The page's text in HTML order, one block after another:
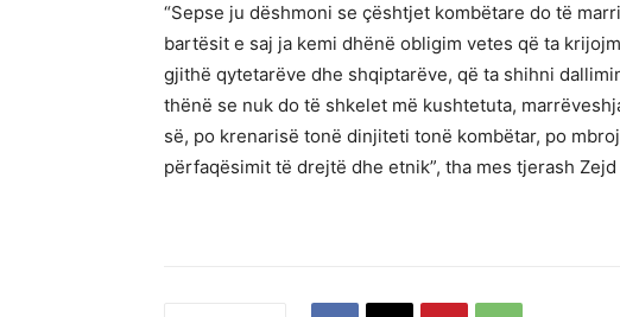
“Sepse ju dëshmoni se çështjet kombëtare do të
bartësit e saj ja kemi dhënë obligim vetes që ta
gjithë qytetarëve dhe shqiptarëve, që ta shihni
thënë se nuk do të shkelet më kushtetuta,
së, po krenarisë tonë dinjiteti tonë kombëtar, po
përfaqësimit të drejtë dhe etnik”, tha mes tjerash Zejd